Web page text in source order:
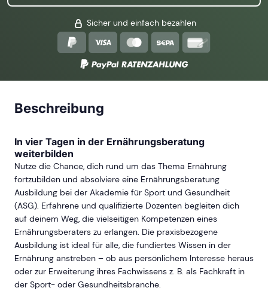
Sicher und einfach bezahlen
Beschreibung
In vier Tagen in der Ernährungsberatung
weiterbilden
Nutze die Chance, dich rund um das Thema Ernährung
fortzubilden und absolviere eine Ernährungsberatung
Ausbildung bei der Akademie für Sport und Gesundheit
(ASG). Erfahrene und qualifizierte Dozenten begleiten dich
auf deinem Weg, die vielseitigen Kompetenzen eines
Ernährungsberaters zu erlangen. Die praxisbezogene
Ausbildung ist ideal für alle, die fundiertes Wissen in der
Ernährung anstreben – ob aus persönlichem Interesse heraus
oder zur Erweiterung ihres Fachwissens z. B. als Fachkraft in
der Sport- oder Gesundheitsbranche.